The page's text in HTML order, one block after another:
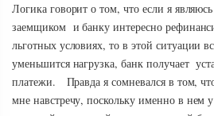
Логика говорит о том, что если я
заемщиком и банку интересно
льготных условиях, то в этой ситуации
уменьшится нагрузка, банк получает
платежи. Правда я сомневался в том,
мне навстречу, поскольку именно в нем